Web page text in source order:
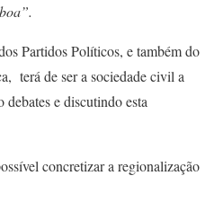
Partidos Políticos, e também do
terá de ser a sociedade civil a
e discutindo esta
concretizar a regionalização